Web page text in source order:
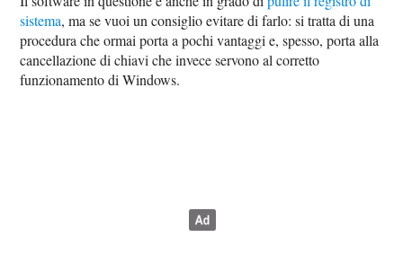
sistema, ma se vuoi un consiglio evitare di farlo: si tratta di una
procedura che ormai porta a pochi vantaggi e, spesso, porta alla
cancellazione di chiavi che invece servono al corretto
funzionamento di Windows.